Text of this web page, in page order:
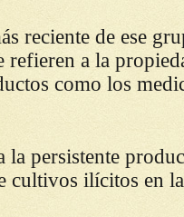
reciente de ese
refieren a la
como los
persistente
cultivos ilícitos en